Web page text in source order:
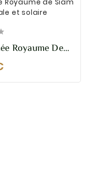
Royaume De
Et Solaire